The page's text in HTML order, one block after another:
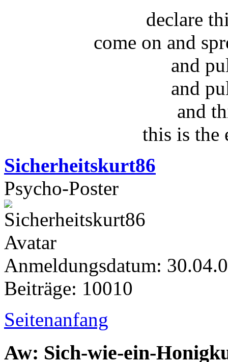
declare
come on and
and
and
and
this is the
Sicherheitskurt86
Psycho-Poster
Anmeldungsdatum:
Beiträge: 10010
Seitenanfang
Aw: Sich-wie-ein-